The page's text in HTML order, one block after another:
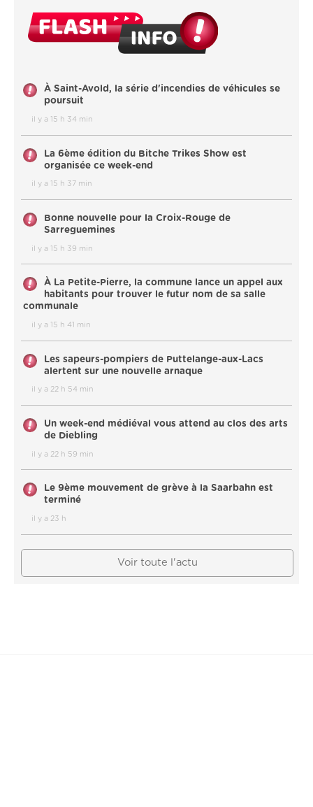
À Saint-Avold, la série d'incendies de véhicules se
poursuit
il y a 15 h 34 min
La 6ème édition du Bitche Trikes Show est
organisée ce week-end
il y a 15 h 37 min
Bonne nouvelle pour la Croix-Rouge de
Sarreguemines
il y a 15 h 39 min
À La Petite-Pierre, la commune lance un appel aux
habitants pour trouver le futur nom de sa salle
communale
il y a 15 h 41 min
Les sapeurs-pompiers de Puttelange-aux-Lacs
alertent sur une nouvelle arnaque
il y a 22 h 54 min
Un week-end médiéval vous attend au clos des arts
de Diebling
il y a 22 h 59 min
Le 9ème mouvement de grève à la Saarbahn est
terminé
il y a 23 h
Voir toute l'actu